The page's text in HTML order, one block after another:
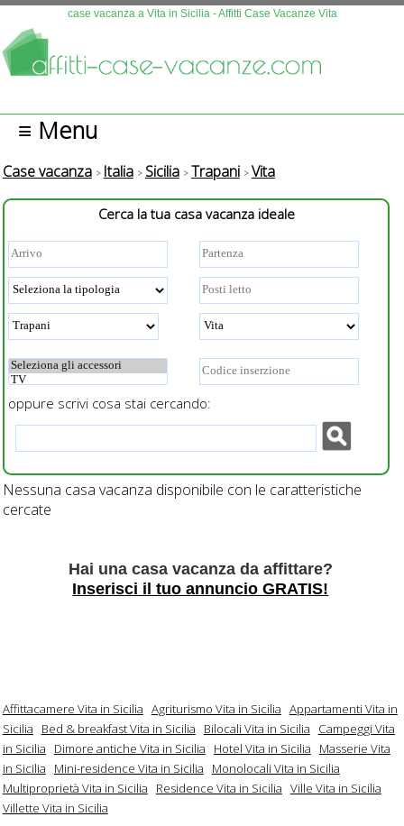
case vacanza a Vita in Sicilia - Affitti Case Vacanze Vita
Questo sito fa uso di cookies. Continuando la navigazione se
≡ Menu
Case vacanza Italia Sicilia Trapani Vita
Cerca la tua casa vacanza ideale
oppure scrivi cosa stai cercando:
Nessuna casa vacanza disponibile con le caratteristiche
cercate
Hai una casa vacanza da affittare?
Inserisci il tuo annuncio GRATIS!
Affittacamere Vita in Sicilia Agriturismo Vita in Sicilia Appartamenti Vita in
Sicilia
Bed & breakfast Vita in Sicilia Bilocali Vita in Sicilia
Campeggi Vita
in Sicilia
Dimore antiche Vita in Sicilia Hotel Vita in Sicilia
Masserie Vita
in Sicilia
Mini-residence Vita in Sicilia
Monolocali Vita in Sicilia
Multiproprietà Vita in Sicilia
Residence Vita in Sicilia Ville Vita in Sicilia
Villette Vita in Sicilia